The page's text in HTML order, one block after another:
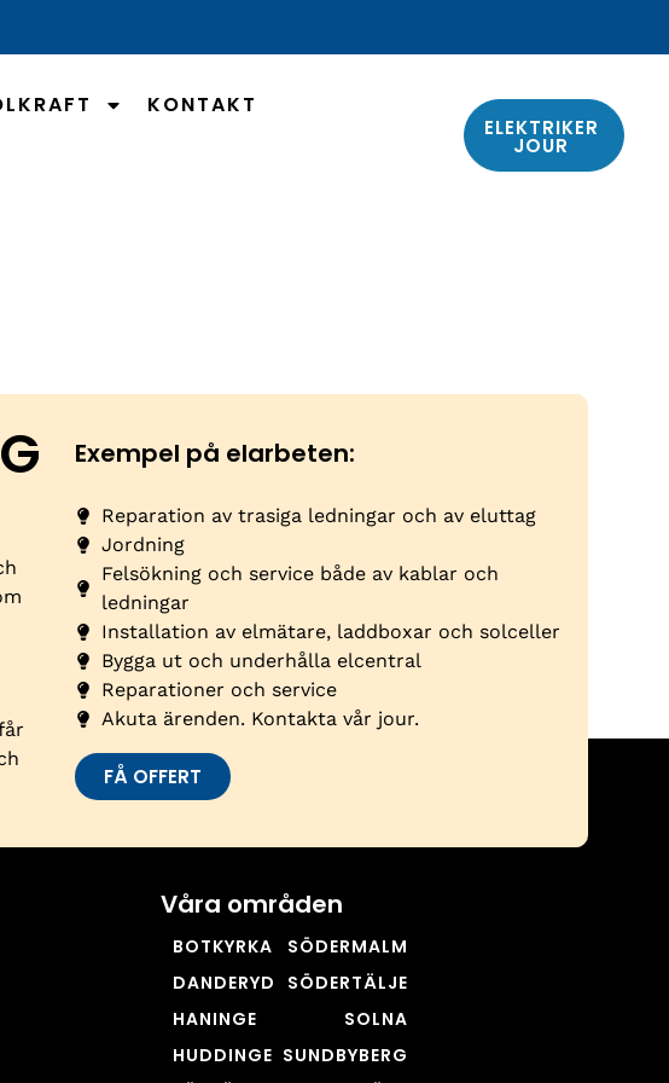
KONTAKT
ELEKTRIKER
JOUR
Exempel på elarbeten:
Reparation av trasiga ledningar och av eluttag
Jordning
Felsökning och service både av kablar och
ledningar
Installation av elmätare, laddboxar och solceller
Bygga ut och underhålla elcentral
Reparationer och service
Akuta ärenden. Kontakta vår jour.
FÅ OFFERT
Våra områden
BOTKYRKA
DANDERYD
HANINGE
HUDDINGE
SÖDERMALM
SÖDERTÄLJE
SOLNA
SUNDBYBERG